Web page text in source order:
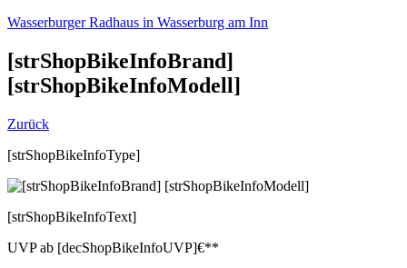
Wasserburger Radhaus in Wasserburg am Inn
[strShopBikeInfoBrand]
[strShopBikeInfoModell]
Zurück
[strShopBikeInfoType]
[strShopBikeInfoText]
UVP ab [decShopBikeInfoUVP]€**